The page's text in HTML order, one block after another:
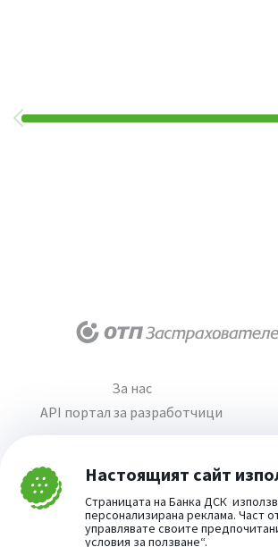
Затвори Настоящият сайт
Страницата на Банка ДСК
персонализирана реклама. Част
управлявате своите
условия за ползване“.
За нас
API портал за разработчици
Cookie consent change